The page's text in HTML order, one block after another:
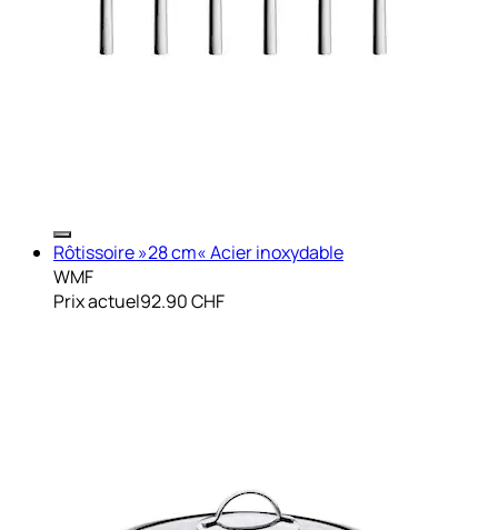
Rôtissoire »28 cm« Acier inoxydable
WMF
Prix actuel92.90 CHF